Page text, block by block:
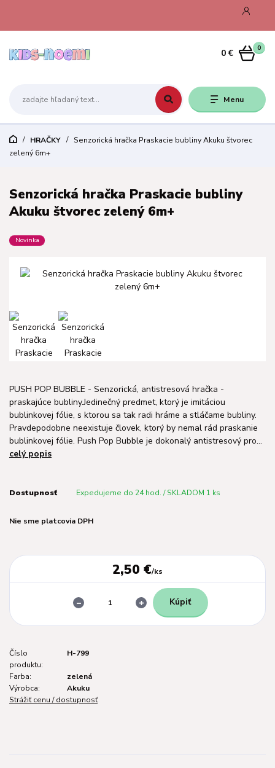
Menu
0
0 €
HRAČKY
Senzorická hračka Praskacie bubliny Akuku štvorec
zelený 6m+
Senzorická hračka Praskacie bubliny
Akuku štvorec zelený 6m+
Novinka
PUSH POP BUBBLE - Senzorická, antistresová hračka -
praskajúce bubliny.Jedinečný predmet, ktorý je imitáciou
bublinkovej fólie, s ktorou sa tak radi hráme a stláčame bubliny.
Pravdepodobne neexistuje človek, ktorý by nemal rád praskanie
bublinkovej fólie. Push Pop Bubble je dokonalý antistresový pro...
celý popis
Dostupnosť Expedujeme do 24 hod. / SKLADOM 1 ks
Nie sme platcovia DPH
2,50 €/ks
Kúpiť
Číslo
produktu:
H-799
Farba:
zelená
Výrobca:
Akuku
Strážiť cenu / dostupnosť